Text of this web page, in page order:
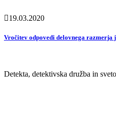
19.03.2020
Vročitev odpovedi delovnega razmerja
Detekta, detektivska družba in